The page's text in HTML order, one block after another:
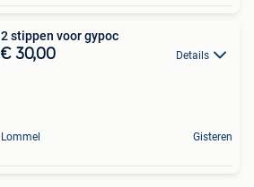
2 stippen voor gypoc
€ 30,00 Details
Lommel Gisteren